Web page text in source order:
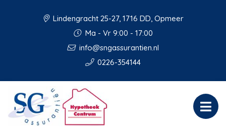
Lindengracht 25-27, 1716 DD, Opmeer
Ma - Vr 9:00 - 17:00
info@sngassurantien.nl
0226-354144